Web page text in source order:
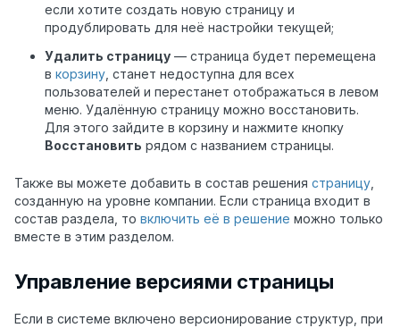
если хотите создать новую страницу и
продублировать для неё настройки текущей;
Удалить страницу — страница будет перемещена
в корзину , станет недоступна для всех
пользователей и перестанет отображаться в левом
меню. Удалённую страницу можно восстановить.
Для этого зайдите в корзину и нажмите кнопку
Восстановить рядом с названием страницы.
Также вы можете добавить в состав решения страницу
созданную на уровне компании. Если страница входит в
состав раздела, то включить её в решение можно только
вместе в этим разделом.
Управление версиями страницы
Если в системе включено версионирование структур, при